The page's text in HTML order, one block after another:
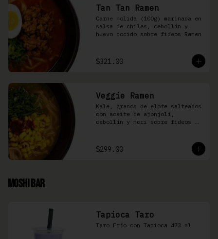
Tan Tan Ramen
Carne molida (100g) marinada en
salsa de chiles, cebollín y
huevo cocido sobre fideos Ramen
$321.00
Veggie Ramen
Kale, granos de elote salteados
con aceite de ajonjolí,
cebollín y nori sobre fideos
$299.00
Moshi Bar
Tapioca Taro
Taro Frío con Tapioca 473 ml